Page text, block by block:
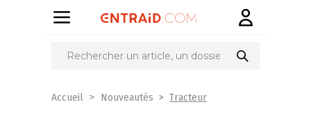
Partager
Accueil Nouveautés Tracteur